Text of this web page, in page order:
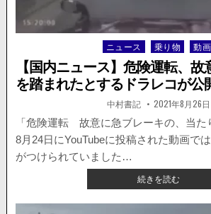
車
に
よ
撮
影
車
バ
イ
が
転
動
Posted
in
ニュース 乗り物 動画
【国内ニュース】危険運転、
を踏まれたとするドラレコが公
著
者:
中村書記 掲
載
日：
2021年8月26日
「危険運転 故意に急ブレーキの、当た
8月24日にYouTubeに投稿された動画で
がつけられていました…
続きを読む【国
内
ニ